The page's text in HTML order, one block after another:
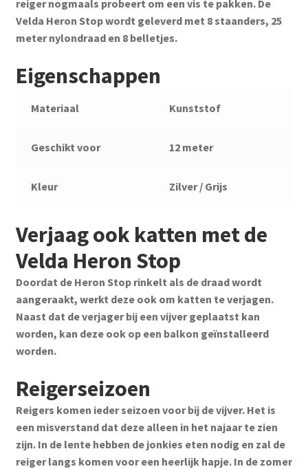
reiger nogmaals probeert om een vis te pakken. De
Velda Heron Stop wordt geleverd met 8 staanders, 25
meter nylondraad en 8 belletjes.
Eigenschappen
Materiaal Kunststof
Geschikt voor 12 meter
Kleur Zilver / Grijs
Verjaag ook katten met de
Velda Heron Stop
Doordat de Heron Stop rinkelt als de draad wordt
aangeraakt, werkt deze ook om katten te verjagen.
Naast dat de verjager bij een vijver geplaatst kan
worden, kan deze ook op een balkon geïnstalleerd
worden.
Reigerseizoen
Reigers komen ieder seizoen voor bij de vijver. Het is
een misverstand dat deze alleen in het najaar te zien
zijn. In de lente hebben de jonkies eten nodig en zal de
reiger langs komen voor een heerlijk hapje. In de zomer